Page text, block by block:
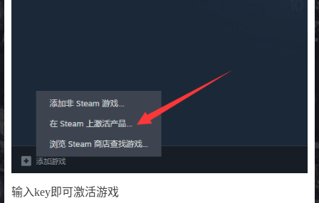
输入key即可激活游戏